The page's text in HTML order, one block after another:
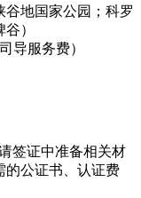
谷地国家公园；科罗
）
导服务费）
签证中准备相关材
的公证书、认证费